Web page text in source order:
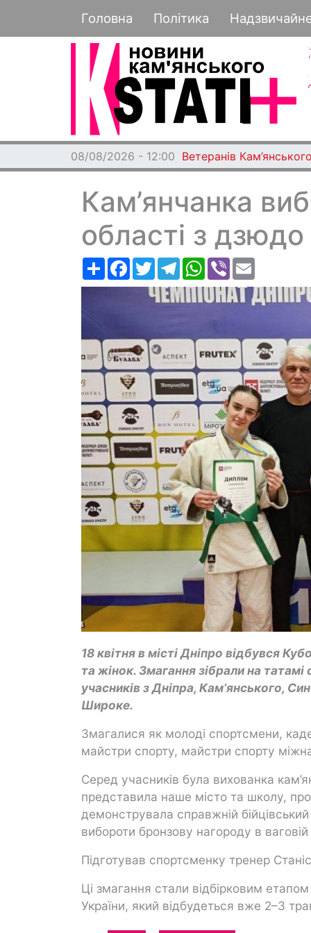
Основная навигация
Головна Політика
08/08/2026 - 12:00 Ветеранів
Кам’янчанка
області з дзюдо
РесурсFacebook
TwitterTelegramWhatsApp
Viber
18 квітня в місті Дніпро відбувся
та жінок. Змагання зібрали на
учасників з Дніпра, Камʼянського,
Широке.
Змагалися як молоді спортсмени,
майстри спорту, майстри спорту
Серед учасників була вихованка
представила наше місто та школу,
демонструвала справжній
вибороти бронзову нагороду в ваговій
Підготував спортсменку тренер
Ці змагання стали відбірковим
України, який відбудеться вже 2–3